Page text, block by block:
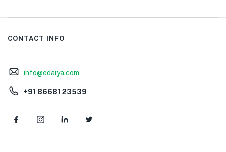
CONTACT INFO
info@edaiya.com
+91 86681 23539